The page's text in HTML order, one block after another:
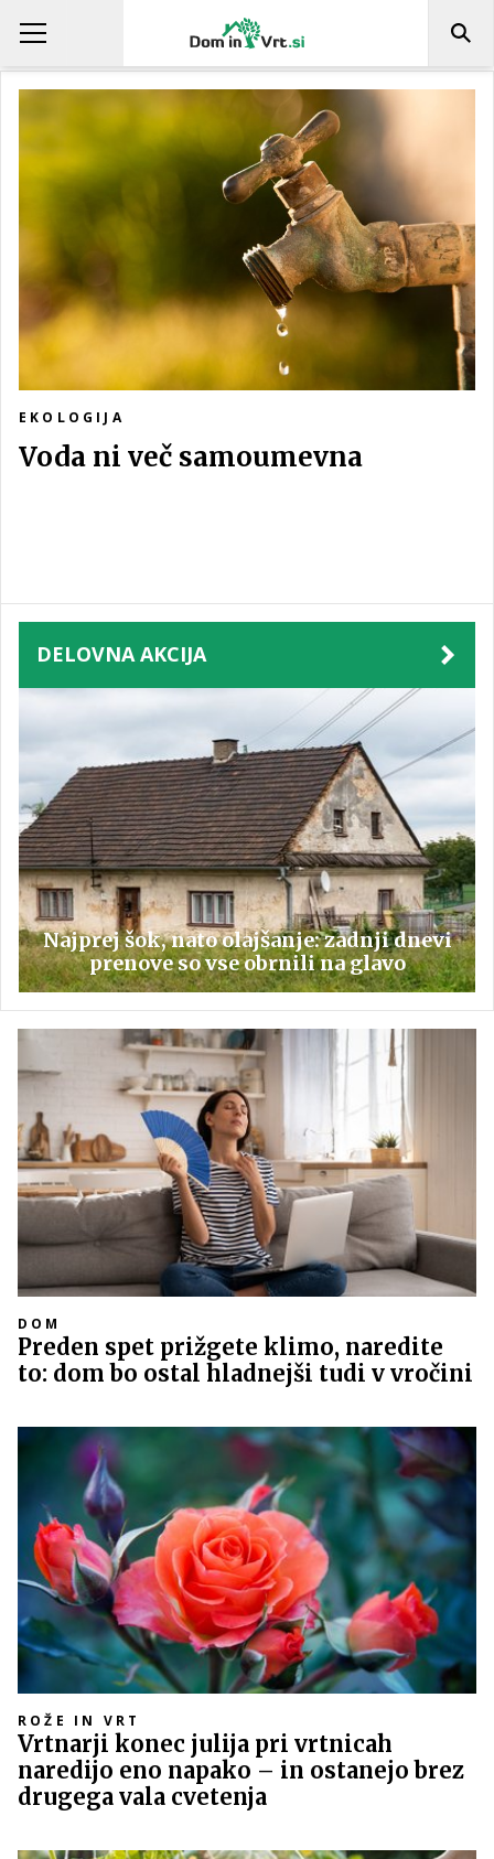
EKOLOGIJA
Voda ni več samoumevna
DELOVNA AKCIJA
Najprej šok, nato olajšanje: zadnji dnevi
prenove so vse obrnili na glavo
DOM
Preden spet prižgete klimo, naredite
to: dom bo ostal hladnejši tudi v vročini
ROŽE IN VRT
Vrtnarji konec julija pri vrtnicah
naredijo eno napako – in ostanejo brez
drugega vala cvetenja